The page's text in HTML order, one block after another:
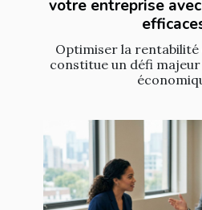
votre entreprise
Optimiser la
constitue un défi